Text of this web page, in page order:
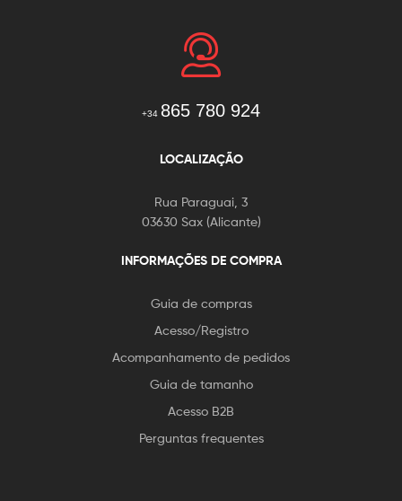
+34 865 780 924
LOCALIZAÇÃO
Rua Paraguai, 3
03630 Sax (Alicante)
INFORMAÇÕES DE COMPRA
Guia de compras
Acesso/Registro
Acompanhamento de pedidos
Guia de tamanho
Acesso B2B
Perguntas frequentes